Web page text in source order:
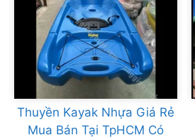
Thuyền Kayak Nhựa Giá Rẻ
Mua Bán Tại TpHCM Có